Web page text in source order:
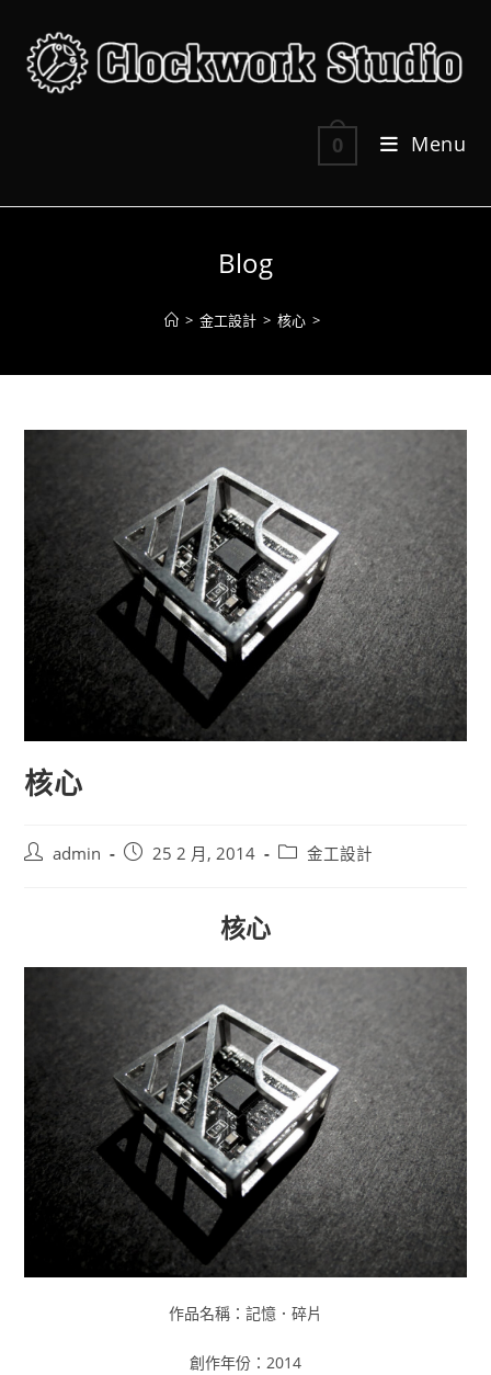
content
0 Menu
Blog
> 金工設計 > 核心 >
核心
Postadmin
Post25 2 月, 2014
Post金工設計
核心
作品名稱：記憶．碎片
創作年份：2014